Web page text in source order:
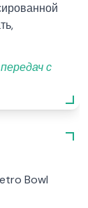
с
Bowl